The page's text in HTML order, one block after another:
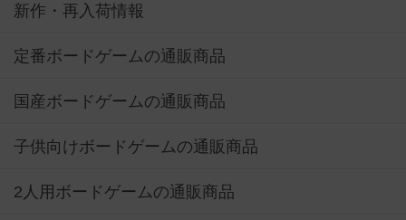
新作・再入荷情報
定番ボードゲームの通販商品
国産ボードゲームの通販商品
子供向けボードゲームの通販商品
2人用ボードゲームの通販商品